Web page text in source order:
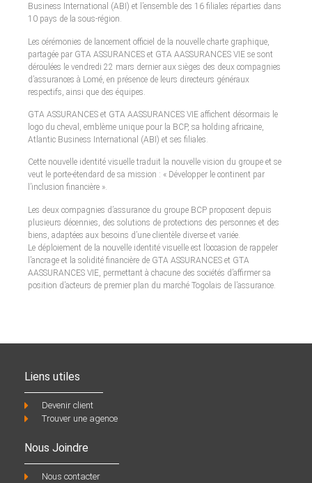
Business International (ABI) et l’ensemble des 16 filiales réparties dans
10 pays de la sous-région.
Les cérémonies de lancement officiel de la nouvelle charte graphique,
partagée par GTA ASSURANCES et GTA AASSURANCES VIE se sont
déroulées le vendredi 22 mars dernier aux sièges des deux compagnies
d’assurances à Lomé, en présence de leurs directeurs généraux
respectifs, ainsi que des équipes.
GTA ASSURANCES et GTA AASSURANCES VIE affichent désormais le
logo du cheval, emblème unique pour la BCP, sa holding africaine,
Atlantic Business International (ABI) et ses filiales.
Cette nouvelle identité visuelle traduit la nouvelle vision du groupe et se
veut le porte-étendard de sa mission : « Développer le continent par
l’inclusion financière ».
Les deux compagnies d’assurance du groupe BCP proposent depuis
plusieurs décennies, des solutions de protections des personnes et des
biens, adaptées aux besoins d’une clientèle diverse et variée.
Le déploiement de la nouvelle identité visuelle est l’occasion de rappeler
l’ancrage et la solidité financière de GTA ASSURANCES et GTA
AASSURANCES VIE, permettant à chacune des sociétés d’affirmer sa
position d’acteurs de premier plan du marché Togolais de l’assurance.
Liens utiles
Devenir client
Trouver une agence
Nous Joindre
Nous contacter